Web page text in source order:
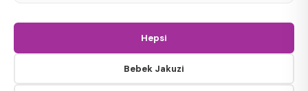
Oval Jakuzi
Dikdörtgen Jakuzi
Hepsi
Bebek Jakuzi